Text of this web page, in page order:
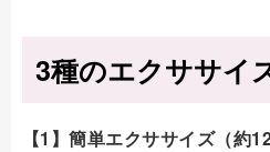
3種のエクササイ
【1】簡単エクササイズ（約12